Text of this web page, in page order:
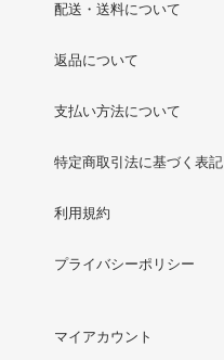
配送・送料について
返品について
支払い方法について
特定商取引法に基づく表記
利用規約
プライバシーポリシー
マイアカウント